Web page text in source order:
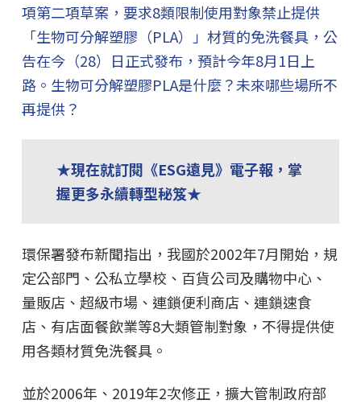
項第二項草案，要求8類限制使用對象禁止提供
「生物可分解塑膠（PLA）」材質的免洗餐具，公
告在今（28）日正式發布，預計今年8月1日上
路。生物可分解塑膠PLA是什麼？未來哪些場所不
再提供？
★現在就訂閱《ESG遠見》電子報，掌
握更多永續轉型秘笈★
環保署發布新聞指出，我國於2002年7月開始，規
定公部門、公私立學校、百貨公司及購物中心、
量販店、超級市場、連鎖便利商店、連鎖速食
店、有店面餐飲業等8大類管制對象，不得提供使
用各類材質免洗餐具。
並於2006年、2019年2次修正，擴大管制政府部